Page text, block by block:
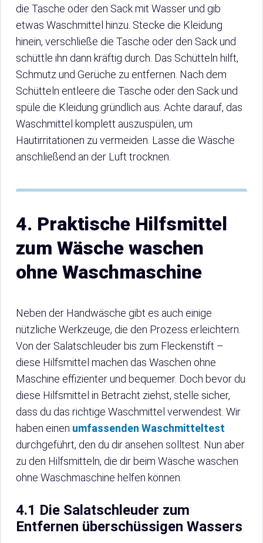
die Tasche oder den Sack mit Wasser und gib
etwas Waschmittel hinzu. Stecke die Kleidung
hinein, verschließe die Tasche oder den Sack und
schüttle ihn dann kräftig durch. Das Schütteln hilft,
Schmutz und Gerüche zu entfernen. Nach dem
Schütteln entleere die Tasche oder den Sack und
spüle die Kleidung gründlich aus. Achte darauf, das
Waschmittel komplett auszuspülen, um
Hautirritationen zu vermeiden. Lasse die Wäsche
anschließend an der Luft trocknen.
4. Praktische Hilfsmittel
zum Wäsche waschen
ohne Waschmaschine
Neben der Handwäsche gibt es auch einige
nützliche Werkzeuge, die den Prozess erleichtern.
Von der Salatschleuder bis zum Fleckenstift –
diese Hilfsmittel machen das Waschen ohne
Maschine effizienter und bequemer. Doch bevor du
diese Hilfsmittel in Betracht ziehst, stelle sicher,
dass du das richtige Waschmittel verwendest. Wir
haben einen umfassenden Waschmitteltest
durchgeführt, den du dir ansehen solltest. Nun aber
zu den Hilfsmitteln, die dir beim Wäsche waschen
ohne Waschmaschine helfen können.
4.1 Die Salatschleuder zum
Entfernen überschüssigen Wassers